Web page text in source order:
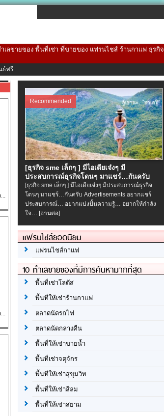
ลขายของ พื้นที่เช่า ที่ขายของ แฟรนไชส์ ร้านกาแฟ ธุรกิจ
ธ์ฟรี
Recommended
[ธุรกิจ sme เล็กๆ ] มีไอเดียเจ๋งๆ มี
ประสบการณ์ธุรกิจโดนๆ มาแชร์…กันครับ
[ธุรกิจ sme เล็กๆ ] มีไอเดียเจ๋งๆ มีประสบการณ์ธุรกิจ
โดนๆ มาแชร์…กันครับ Advertisements อยากแชร์
ประสบการณ์… อยากแบ่งปั้นความรู้… อยากให้กำลัง
ใจ… [อ่านต่อ]
แฟรนไชส์ยอดนิยม
แฟรนไชส์กาแฟ
10 ทำเลขายของที่มีการค้นหามากที่สุด
พื้นที่เช่าโลตัส
พื้นที่ให้เช่าร้านกาแฟ
ตลาดนัดรถไฟ
ตลาดนัดกลางคืน
พื้นที่ให้เช่าขายน้ำ
พื้นที่เช่าจตุจักร
พื้นที่ให้เช่าสุขุมวิท
พื้นที่ให้เช่าสีลม
พื้นที่ให้เช่าสยาม